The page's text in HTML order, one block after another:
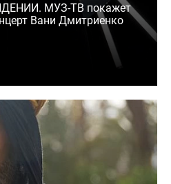
МУЗ-ТВ покажет
Вани Дмитриенко